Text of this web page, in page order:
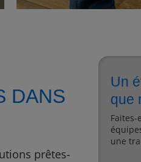
DANS
prêtes-
Un
que
une